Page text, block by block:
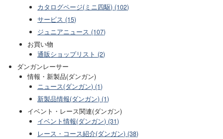
カタログページ(ミニ四駆) (102)
サービス (15)
ジュニアニュース (107)
お買い物
通販ショップリスト (2)
ダンガンレーサー
情報・新製品(ダンガン)
ニュース(ダンガン) (1)
新製品情報(ダンガン) (1)
イベント・レース関連(ダンガン)
イベント情報(ダンガン) (31)
レース・コース紹介(ダンガン) (38)